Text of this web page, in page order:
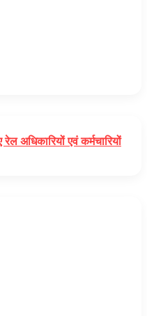
अधिकारियों एवं कर्मचारियों